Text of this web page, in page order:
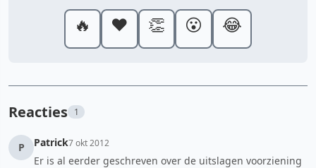
🔥 ❤️ 👏 😮 😂
Reacties 1
P Patrick7 okt 2012
Er is al eerder geschreven over de uitslagen voorziening